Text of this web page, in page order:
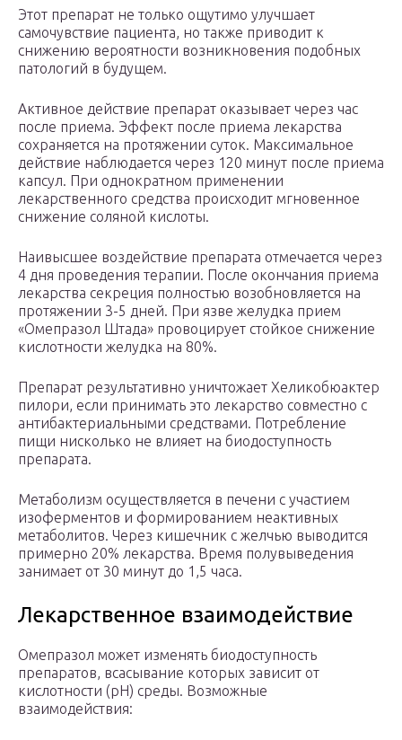
Этот препарат не только ощутимо улучшает
самочувствие пациента, но также приводит к
снижению вероятности возникновения подобных
патологий в будущем.
Активное действие препарат оказывает через час
после приема. Эффект после приема лекарства
сохраняется на протяжении суток. Максимальное
действие наблюдается через 120 минут после приема
капсул. При однократном применении
лекарственного средства происходит мгновенное
снижение соляной кислоты.
Наивысшее воздействие препарата отмечается через
4 дня проведения терапии. После окончания приема
лекарства секреция полностью возобновляется на
протяжении 3-5 дней. При язве желудка прием
«Омепразол Штада» провоцирует стойкое снижение
кислотности желудка на 80%.
Препарат результативно уничтожает Хеликобюактер
пилори, если принимать это лекарство совместно с
антибактериальными средствами. Потребление
пищи нисколько не влияет на биодоступность
препарата.
Метаболизм осуществляется в печени с участием
изоферментов и формированием неактивных
метаболитов. Через кишечник с желчью выводится
примерно 20% лекарства. Время полувыведения
занимает от 30 минут до 1,5 часа.
Лекарственное взаимодействие
Омепразол может изменять биодоступность
препаратов, всасывание которых зависит от
кислотности (рН) среды. Возможные
взаимодействия: